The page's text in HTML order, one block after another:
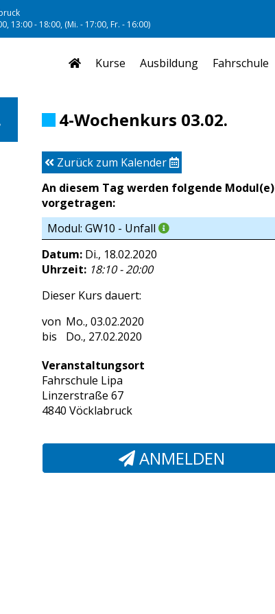
13:00 - 18:00, (Mi. - 17:00, Fr. - 16:00)
Kurse Ausbildung Fahrschule
4-Wochenkurs 03.02.
Zurück zum Kalender
An diesem Tag werden folgende Modul(e)
vorgetragen:
Modul: GW10 - Unfall
Datum: Di., 18.02.2020
Uhrzeit: 18:10 - 20:00
Dieser Kurs dauert:
Mo., 03.02.2020
Do., 27.02.2020
Veranstaltungsort
Fahrschule Lipa
Linzerstraße 67
4840 Vöcklabruck
ANMELDEN